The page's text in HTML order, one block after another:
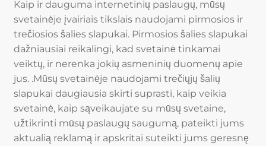
Kaip ir dauguma internetinių paslaugų, mūsų
svetainėje įvairiais tikslais naudojami pirmosios ir
trečiosios šalies slapukai. Pirmosios šalies slapukai
dažniausiai reikalingi, kad svetainė tinkamai
veiktų, ir nerenka jokių asmeninių duomenų apie
jus. .Mūsų svetainėje naudojami trečiųjų šalių
slapukai daugiausia skirti suprasti, kaip veikia
svetainė, kaip sąveikaujate su mūsų svetaine,
užtikrinti mūsų paslaugų saugumą, pateikti jums
aktualią reklamą ir apskritai suteikti jums geresnę